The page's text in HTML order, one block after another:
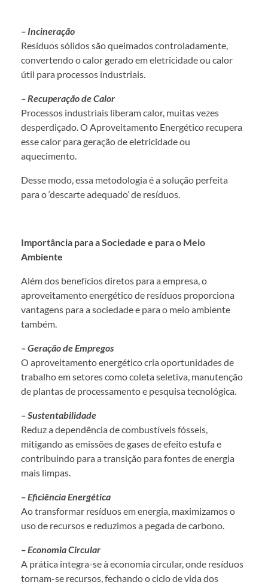
– Incineração
Resíduos sólidos são queimados controladamente,
convertendo o calor gerado em eletricidade ou calor
útil para processos industriais.
– Recuperação de Calor
Processos industriais liberam calor, muitas vezes
desperdiçado. O Aproveitamento Energético recupera
esse calor para geração de eletricidade ou
aquecimento.
Desse modo, essa metodologia é a solução perfeita
para o ‘descarte adequado’ de resíduos.
Importância para a Sociedade e para o Meio
Ambiente
Além dos benefícios diretos para a empresa, o
aproveitamento energético de resíduos proporciona
vantagens para a sociedade e para o meio ambiente
também.
– Geração de Empregos
O aproveitamento energético cria oportunidades de
trabalho em setores como coleta seletiva, manutenção
de plantas de processamento e pesquisa tecnológica.
– Sustentabilidade
Reduz a dependência de combustíveis fósseis,
mitigando as emissões de gases de efeito estufa e
contribuindo para a transição para fontes de energia
mais limpas.
– Eficiência Energética
Ao transformar resíduos em energia, maximizamos o
uso de recursos e reduzimos a pegada de carbono.
– Economia Circular
A prática integra-se à economia circular, onde resíduos
tornam-se recursos, fechando o ciclo de vida dos